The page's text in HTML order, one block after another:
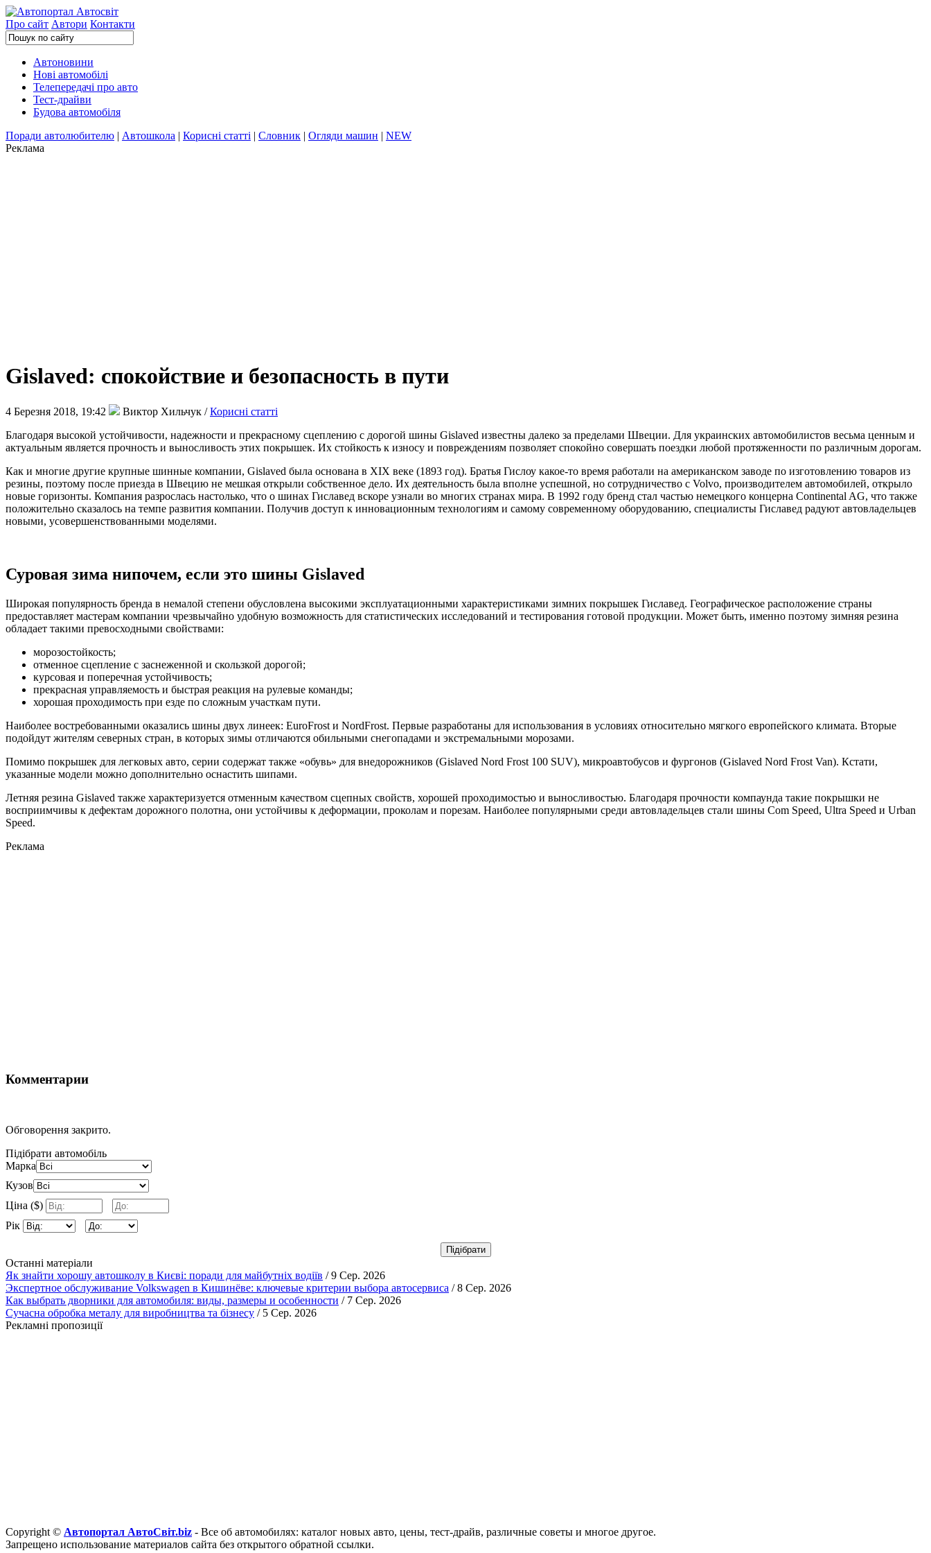
Про сайт Автори Контакти
Автоновини
Нові автомобілі
Телепередачі про авто
Тест-драйви
Будова автомобіля
Поради автолюбителю | Автошкола | Корисні статті | Словник | Огляди машин | NEW
Реклама
Gislaved: спокойствие и безопасность в пути
4 Березня 2018, 19:42 Виктор Хильчук /Корисні статті
Благодаря высокой устойчивости, надежности и прекрасному сцеплению с дорогой шины Gislaved известны далеко за пределами Швеции. Для украинских автомобилистов весьма ценным и
актуальным является прочность и выносливость этих покрышек. Их стойкость к износу и повреждениям позволяет спокойно совершать поездки любой протяженности по различным дорогам.
Как и многие другие крупные шинные компании, Gislaved была основана в XIX веке (1893 год). Братья Гислоу какое-то время работали на американском заводе по изготовлению товаров из
резины, поэтому после приезда в Швецию не мешкая открыли собственное дело. Их деятельность была вполне успешной, но сотрудничество с Volvo, производителем автомобилей, открыло
новые горизонты. Компания разрослась настолько, что о шинах Гиславед вскоре узнали во многих странах мира. В 1992 году бренд стал частью немецкого концерна Continental AG, что также
положительно сказалось на темпе развития компании. Получив доступ к инновационным технологиям и самому современному оборудованию, специалисты Гиславед радуют автовладельцев
новыми, усовершенствованными моделями.
Суровая зима нипочем, если это шины Gislaved
Широкая популярность бренда в немалой степени обусловлена высокими эксплуатационными характеристиками зимних покрышек Гиславед. Географическое расположение страны
предоставляет мастерам компании чрезвычайно удобную возможность для статистических исследований и тестирования готовой продукции. Может быть, именно поэтому зимняя резина
обладает такими превосходными свойствами:
морозостойкость;
отменное сцепление с заснеженной и скользкой дорогой;
курсовая и поперечная устойчивость;
прекрасная управляемость и быстрая реакция на рулевые команды;
хорошая проходимость при езде по сложным участкам пути.
Наиболее востребованными оказались шины двух линеек: EuroFrost и NordFrost. Первые разработаны для использования в условиях относительно мягкого европейского климата. Вторые
подойдут жителям северных стран, в которых зимы отличаются обильными снегопадами и экстремальными морозами.
Помимо покрышек для легковых авто, серии содержат также «обувь» для внедорожников (Gislaved Nord Frost 100 SUV), микроавтобусов и фургонов (Gislaved Nord Frost Van). Кстати,
указанные модели можно дополнительно оснастить шипами.
Летняя резина Gislaved также характеризуется отменным качеством сцепных свойств, хорошей проходимостью и выносливостью. Благодаря прочности компаунда такие покрышки не
восприимчивы к дефектам дорожного полотна, они устойчивы к деформации, проколам и порезам. Наиболее популярными среди автовладельцев стали шины Com Speed, Ultra Speed и Urban
Speed.
Реклама
Комментарии
Обговорення закрито.
Підібрати автомобіль
Марка
Кузов
Ціна ($)
Рік
Останні матеріали
Як знайти хорошу автошколу в Києві: поради для майбутніх водіїв / 9 Сер. 2026
Экспертное обслуживание Volkswagen в Кишинёве: ключевые критерии выбора автосервиса / 8 Сер. 2026
Как выбрать дворники для автомобиля: виды, размеры и особенности / 7 Сер. 2026
Сучасна обробка металу для виробництва та бізнесу / 5 Сер. 2026
Рекламні пропозиції
Copyright © Автопортал АвтоСвіт.biz - Все об автомобилях: каталог новых авто, цены, тест-драйв, различные советы и многое другое.
Запрещено использование материалов сайта без открытого обратной ссылки.